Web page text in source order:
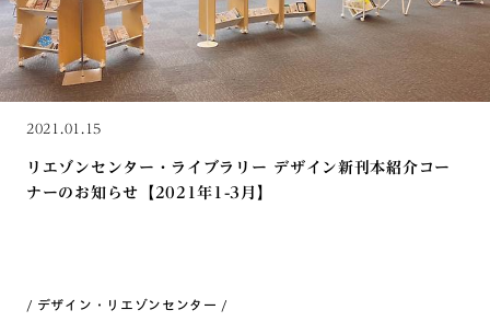
2021.01.15
リエゾンセンター・ライブラリー デザイン新刊本紹介コー
ナーのお知らせ【2021年1-3月】
デザイン・リエゾンセンター